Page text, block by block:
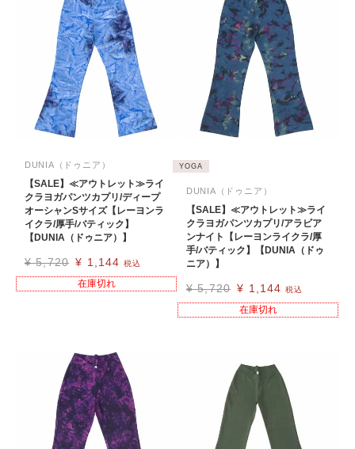
DUNIA（ドゥニア）
【SALE】≪アウトレット≫ライ
クラヨガパンツカプリ/ディープ
オーシャンSサイズ【レーヨンラ
イクラ/厚手/バティック】
【DUNIA（ドゥニア）】
¥ 5,720 ¥ 1,144 税込
在庫切れ
YOGA
DUNIA（ドゥニア）
【SALE】≪アウトレット≫ライ
クラヨガパンツカプリ/アラビア
ンナイト【レーヨンライクラ/厚
手/バティック】【DUNIA（ドゥ
ニア）】
¥ 5,720 ¥ 1,144 税込
在庫切れ